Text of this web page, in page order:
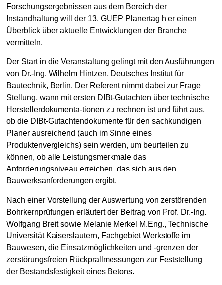
Forschungsergebnissen aus dem Bereich der
Instandhaltung will der 13. GUEP Planertag hier einen
Überblick über aktuelle Entwicklungen der Branche
vermitteln.
Der Start in die Veranstaltung gelingt mit den Ausführungen
von Dr.-Ing. Wilhelm Hintzen, Deutsches Institut für
Bautechnik, Berlin. Der Referent nimmt dabei zur Frage
Stellung, wann mit ersten DIBt-Gutachten über technische
Herstellerdokumenta-tionen zu rechnen ist und führt aus,
ob die DIBt-Gutachtendokumente für den sachkundigen
Planer ausreichend (auch im Sinne eines
Produktenvergleichs) sein werden, um beurteilen zu
können, ob alle Leistungsmerkmale das
Anforderungsniveau erreichen, das sich aus den
Bauwerksanforderungen ergibt.
Nach einer Vorstellung der Auswertung von zerstörenden
Bohrkernprüfungen erläutert der Beitrag von Prof. Dr.-Ing.
Wolfgang Breit sowie Melanie Merkel M.Eng., Technische
Universität Kaiserslautern, Fachgebiet Werkstoffe im
Bauwesen, die Einsatzmöglichkeiten und -grenzen der
zerstörungsfreien Rückprallmessungen zur Feststellung
der Bestandsfestigkeit eines Betons.